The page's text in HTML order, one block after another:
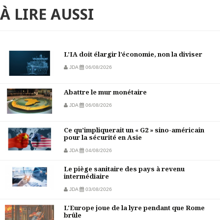
À LIRE AUSSI
L’IA doit élargir l’économie, non la diviser
JDA 06/08/2026
Abattre le mur monétaire
JDA 06/08/2026
Ce qu’impliquerait un « G2 » sino-américain
pour la sécurité en Asie
JDA 04/08/2026
Le piège sanitaire des pays à revenu
intermédiaire
JDA 03/08/2026
L'Europe joue de la lyre pendant que Rome
brûle